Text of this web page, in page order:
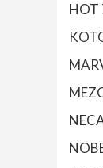
HOT